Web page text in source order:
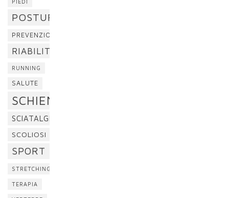
PIEDI
POSTURA
PREVENZIONE
RIABILITAZIONE
RUNNING
SALUTE
SCHIENA
SCIATALGIA
SCOLIOSI
SPORT
STRETCHING
TERAPIA